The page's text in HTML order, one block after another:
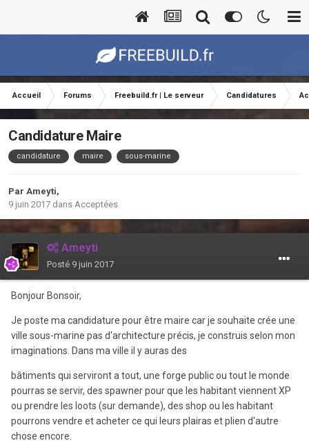
Accueil Forums Freebuild.fr | Le serveur Candidatures
Candidature Maire
candidature maire sous-marine
Par Ameyti,
9 juin 2017 dans Acceptées
Ameyti
Posté 9 juin 2017
Bonjour Bonsoir,
Je poste ma candidature pour être maire car je souhaite crée une
ville sous-marine pas d'architecture précis, je construis selon mon
imaginations. Dans ma ville il y auras des
bâtiments qui serviront a tout, une forge public ou tout le monde
pourras se servir, des spawner pour que les habitant viennent XP
ou prendre les loots (sur demande), des shop ou les habitant
pourrons vendre et acheter ce qui leurs plairas et plien d'autre
chose encore.